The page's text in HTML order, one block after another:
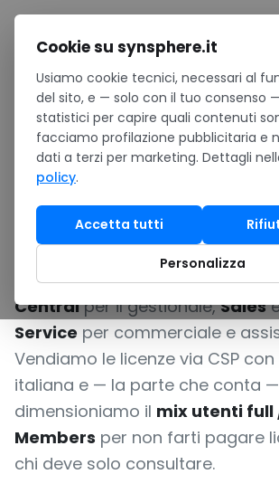
Salta al contenuto
Home / Licenze Dynamics 365
Licenze
365: prezzi, piani
acquisto via
ERP e CRM Microsoft per le PMI:
Centralper il gestionale,Sales
Service per commerciale e
Vendiamo le licenze via CSP
italiana e — la parte che conta —
dimensioniamo il mix utenti full
Members per non farti pagare
chi deve solo consultare.
Cookie su synsphere.it
Usiamo cookie tecnici, necessari al
del sito, e — solo con il tuo consenso
statistici per capire quali contenuti
facciamo profilazione pubblicitaria e
dati a terzi per marketing. Dettagli
policy.
Accetta tutti
Personalizza